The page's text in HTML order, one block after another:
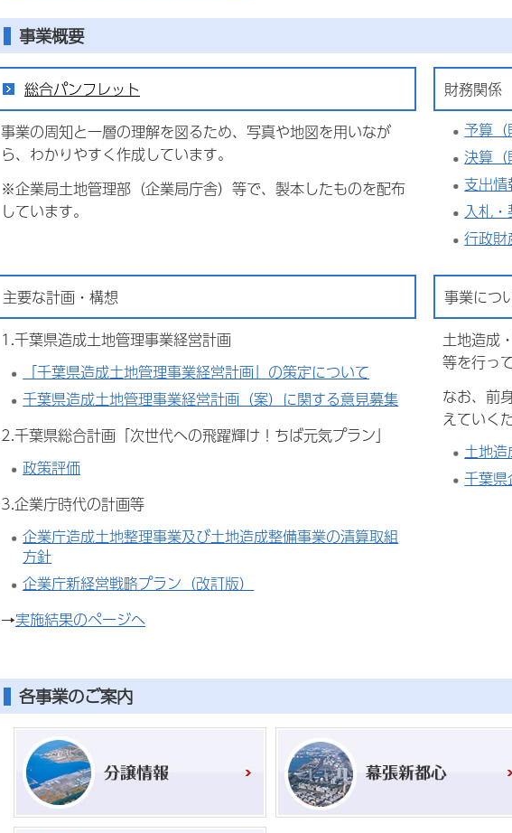
事業概要
総合パンフレット
事業の周知と一層の理解を図るため、写真や地図を用いなが
ら、わかりやすく作成しています。
※企業局土地管理部（企業局庁舎）等で、製本したものを配布
しています。
財務関係
予算（
決算（
支出情
入札
行政
主要な計画・構想
1.千葉県造成土地管理事業経営計画
「千葉県造成土地管理事業経営計画」の策定について
千葉県造成土地管理事業経営計画（案）に関する意見募集
2.千葉県総合計画「次世代への飛躍輝け！ちば元気プラン」
政策評価
3.企業庁時代の計画等
企業庁造成土地整理事業及び土地造成整備事業の清算取組
方針
企業庁新経営戦略プラン（改訂版）
→実施結果のページへ
事業につ
土地造成
等を行っ
なお、前
えていく
土地
千葉
各事業のご案内